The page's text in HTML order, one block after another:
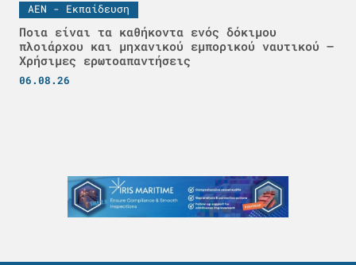
ΑΕΝ - Εκπαίδευση
Ποια είναι τα καθήκοντα ενός δόκιμου
πλοιάρχου και μηχανικού εμπορικού ναυτικού –
Χρήσιμες ερωτοαπαντήσεις
06.08.26